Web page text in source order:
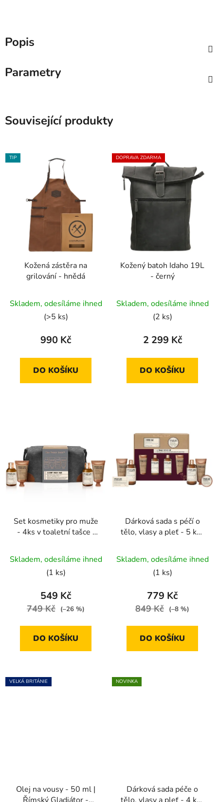
Popis
Parametry
Související produkty
TIP
Kožená zástěra na
grilování - hnědá
hodnocení
produktu
je
z
5
Skladem, odesíláme ihned
(>5 ks)
990 Kč
DO KOŠÍKU
DOPRAVA ZDARMA
Kožený batoh Idaho 19L
- černý
Skladem, odesíláme ihned
(2 ks)
2 299 Kč
DO KOŠÍKU
Set kosmetiky pro muže
- 4ks v toaletní tašce |
santalové dřevo
hodnocení
produktu
je
4,3
hvězdiček.
Skladem, odesíláme ihned
(1 ks)
549 Kč
749 Kč (–26 %)
DO KOŠÍKU
Dárková sada s péčí o
tělo, vlasy a pleť - 5 ks |
Sandalwood
Skladem, odesíláme ihned
(1 ks)
779 Kč
849 Kč (–8 %)
DO KOŠÍKU
VELKÁ BRITÁNIE
Olej na vousy - 50 ml |
NOVINKA
Dárková sada péče o